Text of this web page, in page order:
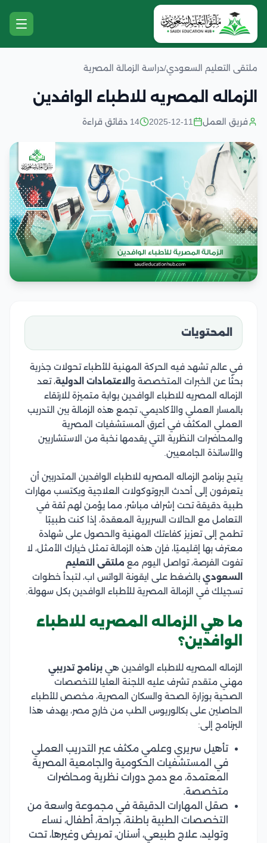
ملتقى التعليم السعودي/دراسة الزمالة المصرية
الزماله المصريه للاطباء الوافدين
فريق العمل 2025-12-11 14 دقائق قراءة
المحتويات
في عالم تشهد فيه الحركة المهنية للأطباء تحولات جذرية
بحثًا عن الخبرات المتخصصة و الاعتمادات الدولية، تعد
الزماله المصريه للاطباء الوافدين بوابة متميزة للارتقاء
بالمسار العملي والأكاديمي، تجمع هذه الزمالة بين التدريب
العملي المكثف في أعرق المستشفيات المصرية
والمحاضرات النظرية التي يقدمها نخبة من الاستشاريين
والأساتذة الجامعيين.
يتيح برنامج الزماله المصريه للاطباء الوافدين المتدربين أن
يتعرفون إلى أحدث البروتوكولات العلاجية ويكتسب مهارات
طبية دقيقة تحت إشراف مباشر، مما يؤمن لهم ثقة في
التعامل مع الحالات السريرية المعقدة، إذا كنت طبيبًا
تطمح إلى تعزيز كفاءتك المهنية والحصول على شهادة
معترف بها إقليميًا، فإن هذه الزمالة تمثل خيارك الأمثل، لا
تفوت الفرصة، تواصل اليوم مع ملتقى التعليم
السعودي بالضغط على ايقونة الواتس اب، لتبدأ خطوات
تسجيلك في الزمالة المصرية للأطباء الوافدين بكل سهولة.
ما هي الزماله المصريه للاطباء
الوافدين؟
الزماله المصريه للاطباء الوافدين هي برنامج تدريبي
مهني متقدم تشرف عليه اللجنة العليا للتخصصات
الصحية بوزارة الصحة والسكان المصرية، مخصص للأطباء
الحاصلين على بكالوريوس الطب من خارج مصر، يهدف هذا
البرنامج إلى:
تأهيل سريري وعلمي مكثف عبر التدريب العملي
في المستشفيات الحكومية والجامعية المصرية
المعتمدة، مع دمج دورات نظرية ومحاضرات
متخصصة.
صقل المهارات الدقيقة في مجموعة واسعة من
التخصصات الطبية باطنة، جراحة، أطفال، نساء
وتوليد، علاج طبيعي، أسنان، تمريض وغيرها، تحت